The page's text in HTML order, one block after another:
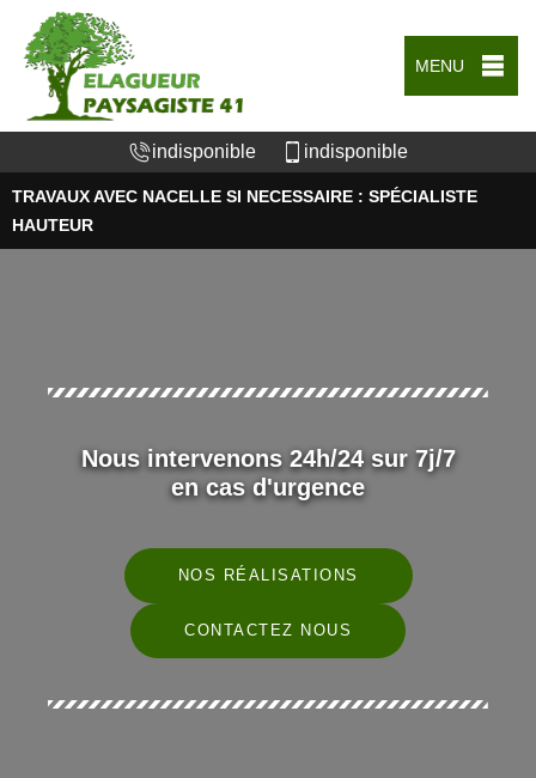
MENU
indisponible indisponible
TRAVAUX AVEC NACELLE SI NECESSAIRE : SPÉCIALISTE
HAUTEUR
Nous intervenons 24h/24 sur 7j/7
en cas d'urgence
NOS RÉALISATIONS
CONTACTEZ NOUS